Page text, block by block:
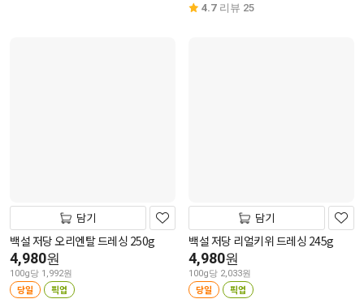
4.7 리뷰 25
담기
백설 저당 오리엔탈 드레싱 250g
4,980원
100g당 1,992원
당일 픽업
담기
백설 저당 리얼키위 드레싱 245g
4,980원
100g당 2,033원
당일 픽업